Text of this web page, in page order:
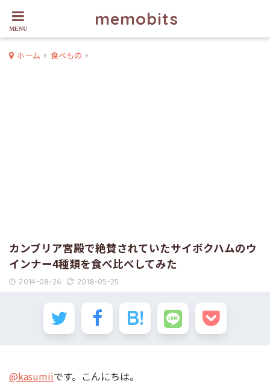
memobits
ホーム 食べもの
カンブリア宮殿で絶賛されていたサイボクハムのウ
インナー4種類を食べ比べしてみた
2014-08-26 2018-05-25
@kasumiiです。こんにちは。